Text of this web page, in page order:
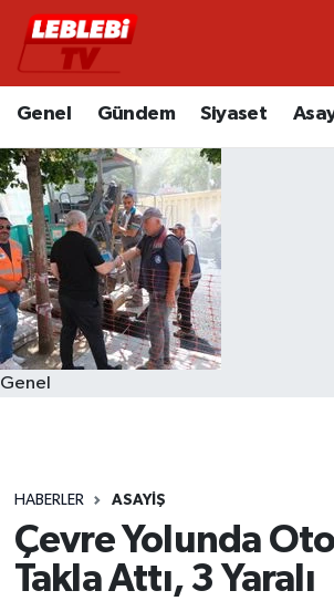
Genel Gündem Siyaset
Genel
HABERLER ASAYIŞ
Çevre Yolunda
Takla Attı, 3 Yaralı
Hava Durumu
Trafik Durumu
Süper Lig Puan Durumu ve
Tüm Manşetler
Son Dakika Haberleri